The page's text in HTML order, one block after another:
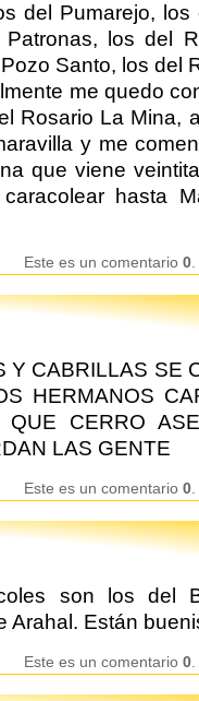
del Pumarejo, los
los del
Santo, los del
me quedo
Rosario La Mina,
y me
que viene
hasta
Este es un comentario 0
Y CABRILLAS SE
HERMANOS
CERRO
LAS GENTE
Este es un comentario 0
son los del
Arahal. Están
Este es un comentario 0